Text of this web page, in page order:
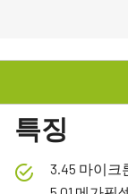
특징
3.45 마이크